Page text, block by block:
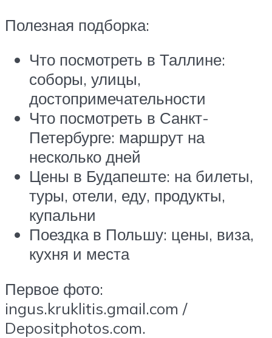
Полезная подборка:
Что посмотреть в Таллине:
соборы, улицы,
достопримечательности
Что посмотреть в Санкт-
Петербурге: маршрут на
несколько дней
Цены в Будапеште: на билеты,
туры, отели, еду, продукты,
купальни
Поездка в Польшу: цены, виза,
кухня и места
Первое фото:
ingus.kruklitis.gmail.com /
Depositphotos.com.